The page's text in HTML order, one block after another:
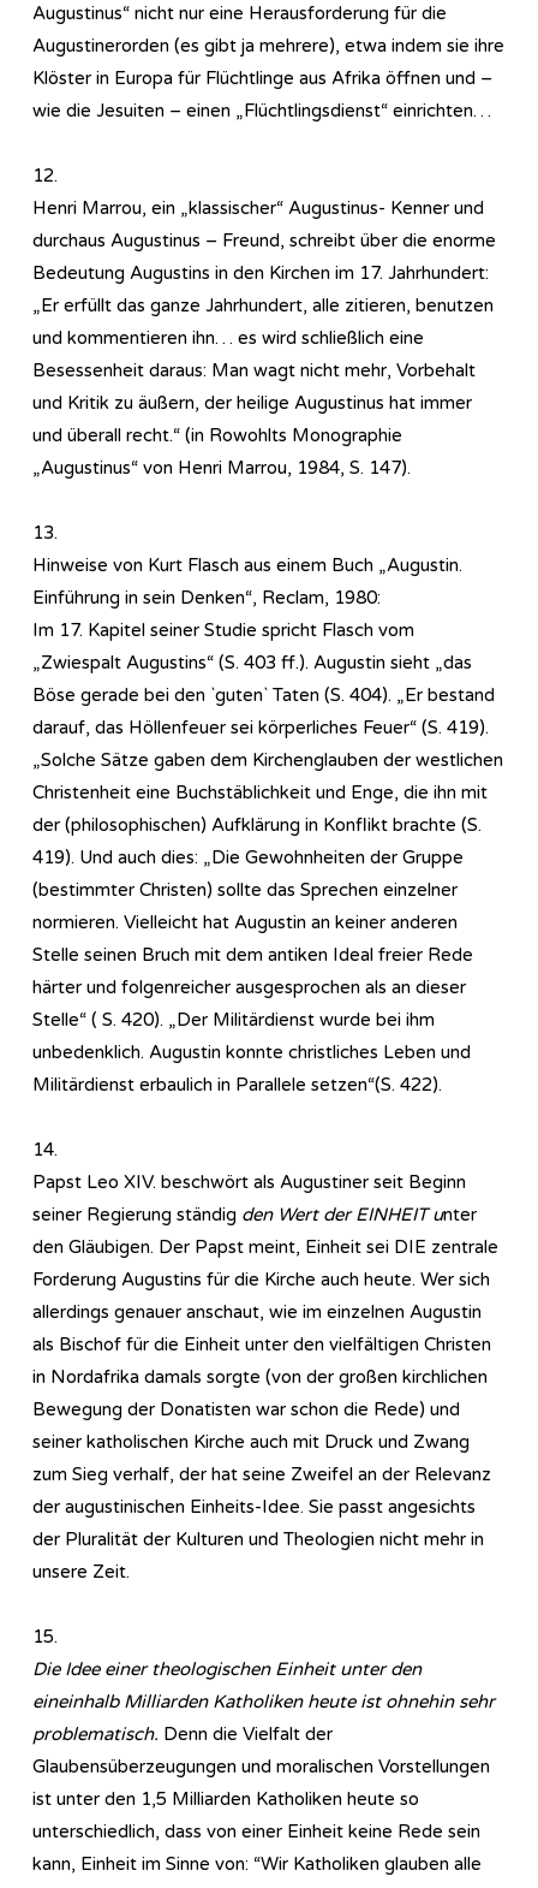
Augustinus“ nicht nur eine Herausforderung für die
Augustinerorden (es gibt ja mehrere), etwa indem sie ihre
Klöster in Europa für Flüchtlinge aus Afrika öffnen und –
wie die Jesuiten – einen „Flüchtlingsdienst“ einrichten…
12.
Henri Marrou, ein „klassischer“ Augustinus- Kenner und
durchaus Augustinus – Freund, schreibt über die enorme
Bedeutung Augustins in den Kirchen im 17. Jahrhundert:
„Er erfüllt das ganze Jahrhundert, alle zitieren, benutzen
und kommentieren ihn… es wird schließlich eine
Besessenheit daraus: Man wagt nicht mehr, Vorbehalt
und Kritik zu äußern, der heilige Augustinus hat immer
und überall recht.“ (in Rowohlts Monographie
„Augustinus“ von Henri Marrou, 1984, S. 147).
13.
Hinweise von Kurt Flasch aus einem Buch „Augustin.
Einführung in sein Denken“, Reclam, 1980:
Im 17. Kapitel seiner Studie spricht Flasch vom
„Zwiespalt Augustins“ (S. 403 ff.). Augustin sieht „das
Böse gerade bei den `guten` Taten (S. 404). „Er bestand
darauf, das Höllenfeuer sei körperliches Feuer“ (S. 419).
„Solche Sätze gaben dem Kirchenglauben der westlichen
Christenheit eine Buchstäblichkeit und Enge, die ihn mit
der (philosophischen) Aufklärung in Konflikt brachte (S.
419). Und auch dies: „Die Gewohnheiten der Gruppe
(bestimmter Christen) sollte das Sprechen einzelner
normieren. Vielleicht hat Augustin an keiner anderen
Stelle seinen Bruch mit dem antiken Ideal freier Rede
härter und folgenreicher ausgesprochen als an dieser
Stelle“ ( S. 420). „Der Militärdienst wurde bei ihm
unbedenklich. Augustin konnte christliches Leben und
Militärdienst erbaulich in Parallele setzen“(S. 422).
14.
Papst Leo XIV. beschwört als Augustiner seit Beginn
seiner Regierung ständig den Wert der EINHEIT unter
den Gläubigen. Der Papst meint, Einheit sei DIE zentrale
Forderung Augustins für die Kirche auch heute. Wer sich
allerdings genauer anschaut, wie im einzelnen Augustin
als Bischof für die Einheit unter den vielfältigen Christen
in Nordafrika damals sorgte (von der großen kirchlichen
Bewegung der Donatisten war schon die Rede) und
seiner katholischen Kirche auch mit Druck und Zwang
zum Sieg verhalf, der hat seine Zweifel an der Relevanz
der augustinischen Einheits-Idee. Sie passt angesichts
der Pluralität der Kulturen und Theologien nicht mehr in
unsere Zeit.
15.
Die Idee einer theologischen Einheit unter den
eineinhalb Milliarden Katholiken heute ist ohnehin sehr
problematisch. Denn die Vielfalt der
Glaubensüberzeugungen und moralischen Vorstellungen
ist unter den 1,5 Milliarden Katholiken heute so
unterschiedlich, dass von einer Einheit keine Rede sein
kann, Einheit im Sinne von: “Wir Katholiken glauben alle